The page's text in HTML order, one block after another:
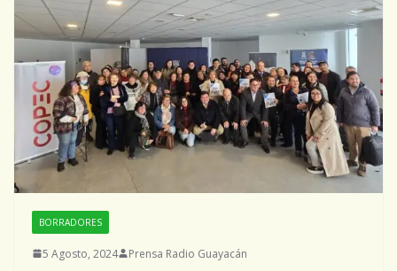
BORRADORES
5 Agosto, 2024 Prensa Radio Guayacán